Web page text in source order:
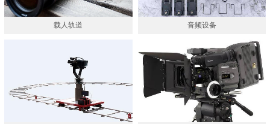
载人轨道 音频设备